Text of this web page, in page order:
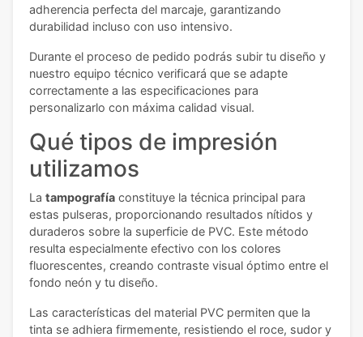
adherencia perfecta del marcaje, garantizando
durabilidad incluso con uso intensivo.
Durante el proceso de pedido podrás subir tu diseño y
nuestro equipo técnico verificará que se adapte
correctamente a las especificaciones para
personalizarlo con máxima calidad visual.
Qué tipos de impresión
utilizamos
La tampografía constituye la técnica principal para
estas pulseras, proporcionando resultados nítidos y
duraderos sobre la superficie de PVC. Este método
resulta especialmente efectivo con los colores
fluorescentes, creando contraste visual óptimo entre el
fondo neón y tu diseño.
Las características del material PVC permiten que la
tinta se adhiera firmemente, resistiendo el roce, sudor y